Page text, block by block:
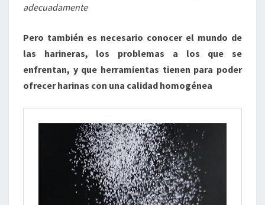
adecuadamente
Pero también es necesario conocer el mundo de
las harineras, los problemas a los que se
enfrentan, y que herramientas tienen para poder
ofrecer harinas con una calidad homogénea